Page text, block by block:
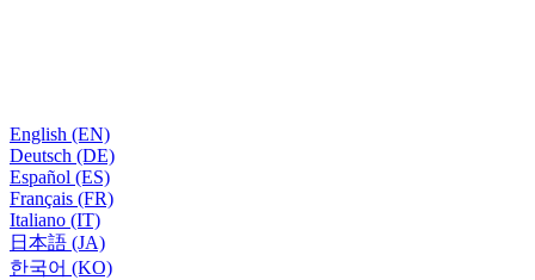
English (EN)
Deutsch (DE)
Español (ES)
Français (FR)
Italiano (IT)
日本語 (JA)
한국어 (KO)